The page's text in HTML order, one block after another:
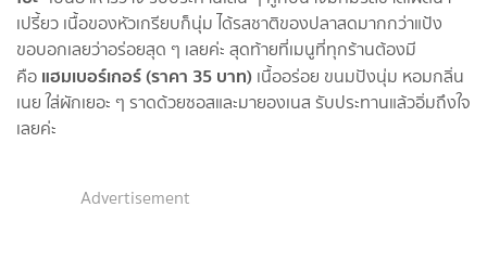
เปรี้ยว เนื้อของหัวเกรียบก็นุ่ม ได้รสชาติของปลาสดมากกว่าแป้ง
ขอบอกเลยว่าอร่อยสุด ๆ เลยค่ะ สุดท้ายที่เมนูที่ทุกร้านต้องมี
คือ แฮมเบอร์เกอร์ (ราคา 35 บาท) เนื้ออร่อย ขนมปังนุ่ม หอมกลิ่น
เนย ใส่ผักเยอะ ๆ ราดด้วยซอสและมายองเนส รับประทานแล้วอิ่มถึงใจ
เลยค่ะ
Advertisement